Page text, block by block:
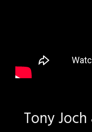
Tony